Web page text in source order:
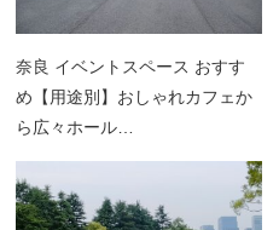
奈良 イベントスペース おすす
め【用途別】おしゃれカフェか
ら広々ホール…